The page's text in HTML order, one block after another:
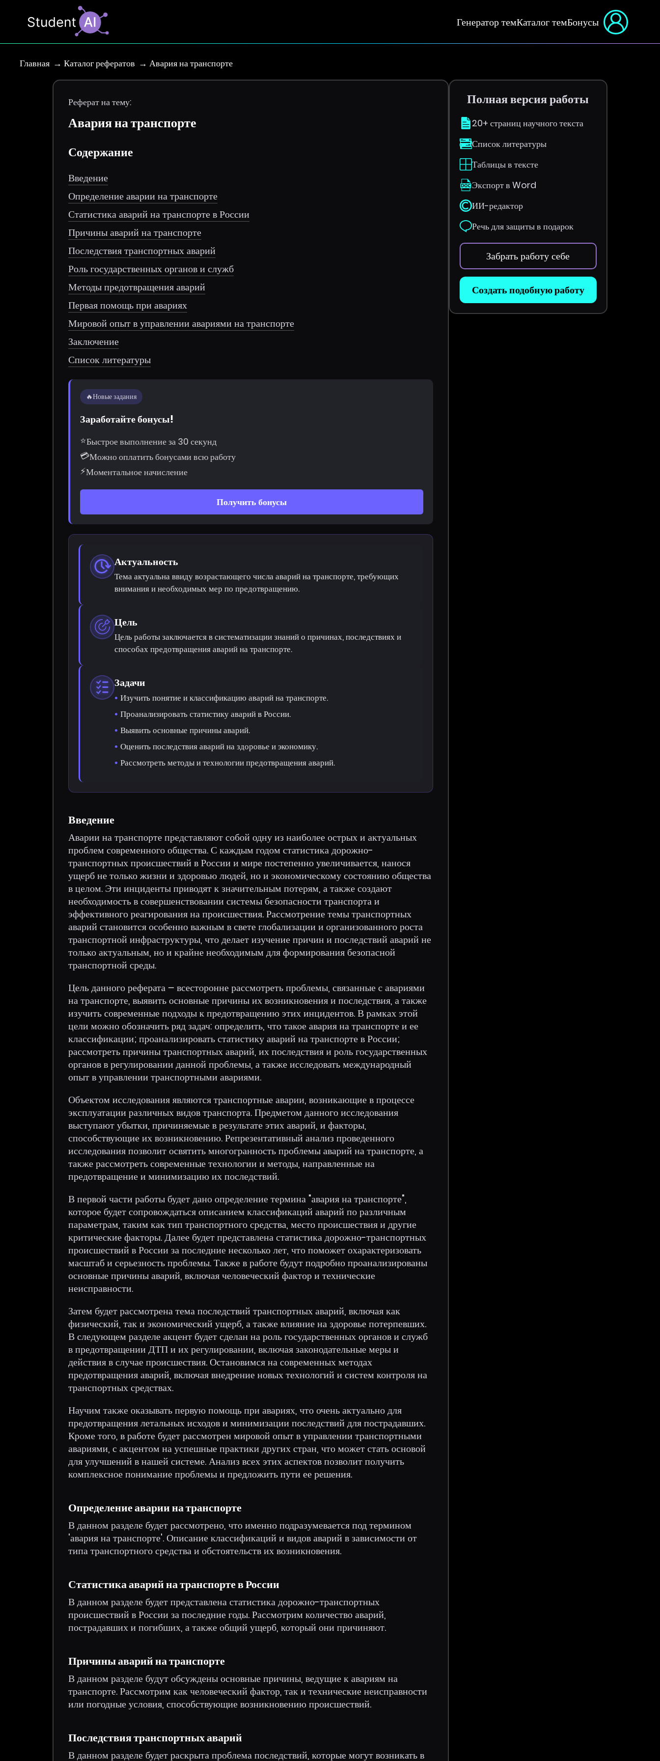
Генератор темКаталог темБонусы
Главная Каталог рефератов Авария на транспорте
Реферат на тему:
Авария на транспорте
Содержание
Введение
Определение аварии на транспорте
Статистика аварий на транспорте в России
Причины аварий на транспорте
Последствия транспортных аварий
Роль государственных органов и служб
Методы предотвращения аварий
Первая помощь при авариях
Мировой опыт в управлении авариями на транспорте
Заключение
Список литературы
🔥Новые задания
Заработайте бонусы!
⭐Быстрое выполнение за 30 секунд
💳Можно оплатить бонусами всю работу
⚡Моментальное начисление
Получить бонусы
Актуальность
Тема актуальна ввиду возрастающего числа аварий на транспорте, требующих
внимания и необходимых мер по предотвращению.
Цель
Цель работы заключается в систематизации знаний о причинах, последствиях и
способах предотвращения аварий на транспорте.
Задачи
Изучить понятие и классификацию аварий на транспорте.
Проанализировать статистику аварий в России.
Выявить основные причины аварий.
Оценить последствия аварий на здоровье и экономику.
Рассмотреть методы и технологии предотвращения аварий.
Введение
Аварии на транспорте представляют собой одну из наиболее острых и актуальных
проблем современного общества. С каждым годом статистика дорожно-
транспортных происшествий в России и мире постепенно увеличивается, нанося
ущерб не только жизни и здоровью людей, но и экономическому состоянию общества
в целом. Эти инциденты приводят к значительным потерям, а также создают
необходимость в совершенствовании системы безопасности транспорта и
эффективного реагирования на происшествия. Рассмотрение темы транспортных
аварий становится особенно важным в свете глобализации и организованного роста
транспортной инфраструктуры, что делает изучение причин и последствий аварий не
только актуальным, но и крайне необходимым для формирования безопасной
транспортной среды.
Цель данного реферата – всесторонне рассмотреть проблемы, связанные с авариями
на транспорте, выявить основные причины их возникновения и последствия, а также
изучить современные подходы к предотвращению этих инцидентов. В рамках этой
цели можно обозначить ряд задач: определить, что такое авария на транспорте и ее
классификации; проанализировать статистику аварий на транспорте в России;
рассмотреть причины транспортных аварий, их последствия и роль государственных
органов в регулировании данной проблемы, а также исследовать международный
опыт в управлении транспортными авариями.
Объектом исследования являются транспортные аварии, возникающие в процессе
эксплуатации различных видов транспорта. Предметом данного исследования
выступают убытки, причиняемые в результате этих аварий, и факторы,
способствующие их возникновению. Репрезентативный анализ проведенного
исследования позволит освятить многогранность проблемы аварий на транспорте, а
также рассмотреть современные технологии и методы, направленные на
предотвращение и минимизацию их последствий.
В первой части работы будет дано определение термина "авария на транспорте",
которое будет сопровождаться описанием классификаций аварий по различным
параметрам, таким как тип транспортного средства, место происшествия и другие
критические факторы. Далее будет представлена статистика дорожно-транспортных
происшествий в России за последние несколько лет, что поможет охарактеризовать
масштаб и серьезность проблемы. Также в работе будут подробно проанализированы
основные причины аварий, включая человеческий фактор и технические
неисправности.
Затем будет рассмотрена тема последствий транспортных аварий, включая как
физический, так и экономический ущерб, а также влияние на здоровье потерпевших.
В следующем разделе акцент будет сделан на роль государственных органов и служб
в предотвращении ДТП и их регулировании, включая законодательные меры и
действия в случае происшествия. Остановимся на современных методах
предотвращения аварий, включая внедрение новых технологий и систем контроля на
транспортных средствах.
Научим также оказывать первую помощь при авариях, что очень актуально для
предотвращения летальных исходов и минимизации последствий для пострадавших.
Кроме того, в работе будет рассмотрен мировой опыт в управлении транспортными
авариями, с акцентом на успешные практики других стран, что может стать основой
для улучшений в нашей системе. Анализ всех этих аспектов позволит получить
комплексное понимание проблемы и предложить пути ее решения.
Определение аварии на транспорте
В данном разделе будет рассмотрено, что именно подразумевается под термином
'авария на транспорте'. Описание классификаций и видов аварий в зависимости от
типа транспортного средства и обстоятельств их возникновения.
Статистика аварий на транспорте в России
В данном разделе будет представлена статистика дорожно-транспортных
происшествий в России за последние годы. Рассмотрим количество аварий,
пострадавших и погибших, а также общий ущерб, который они причиняют.
Причины аварий на транспорте
В данном разделе будут обсуждены основные причины, ведущие к авариям на
транспорте. Рассмотрим как человеческий фактор, так и технические неисправности
или погодные условия, способствующие возникновению происшествий.
Последствия транспортных аварий
В данном разделе будет раскрыта проблема последствий, которые могут возникать в
Полная версия работы
20+ страниц научного текста
Список литературы
Таблицы в тексте
Экспорт в Word
ИИ-редактор
Речь для защиты в подарок
Забрать работу себе
Создать подобную работу